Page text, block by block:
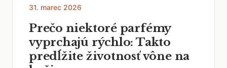
31. marec 2026
Prečo niektoré parfémy
vyprchajú rýchlo: Takto
predĺžite životnosť vône na